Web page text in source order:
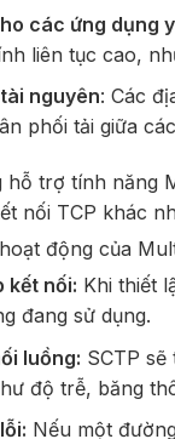
các ứng dụng
liên tục cao,
nguyên: Các
phối tải giữa
hỗ trợ tính năng
nối TCP khác
động của
kết nối: Khi thiết
đang sử dụng.
luồng: SCTP
độ trễ, băng
Nếu một